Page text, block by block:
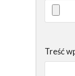
Treść